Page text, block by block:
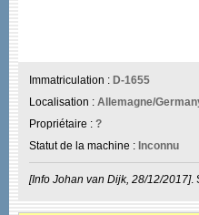
Immatriculation : D-1655
Localisation : Allemagne/
Propriétaire : ?
Statut de la machine : Inconnu
[Info Johan van Dijk, 28/12/2017].